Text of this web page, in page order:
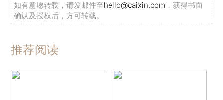
如有意愿转载，请发邮件至hello@caixin.com ，获得书面
确认及授权后，方可转载。
推荐阅读